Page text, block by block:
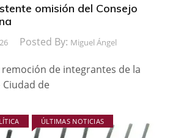
omisión del Consejo
Posted By: Miguel Ángel
de integrantes de la
Ciudad de
ÚLTIMAS NOTICIAS